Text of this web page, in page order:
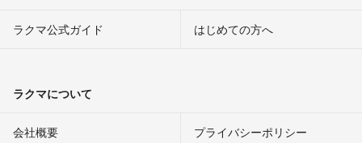
ラクマ公式ガイド はじめての方へ
ラクマについて
会社概要 プライバシーポリシー